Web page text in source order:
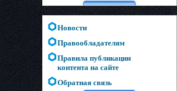
Новости
Правообладателям
Правила публикации
контента на сайте
Обратная связь